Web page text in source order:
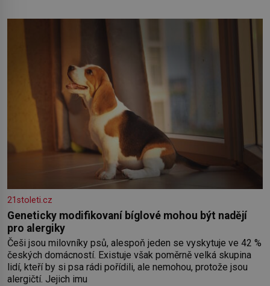
Rigy? Casanova v Pobaltí kontaktoval tamní zednářské lóže.
Nebyl v této oblasti žádným nováčkem, protože do
21stoleti.cz
Geneticky modifikovaní bíglové mohou být nadějí
pro alergiky
Češi jsou milovníky psů, alespoň jeden se vyskytuje ve 42 %
českých domácností. Existuje však poměrně velká skupina
lidí, kteří by si psa rádi pořídili, ale nemohou, protože jsou
alergičtí. Jejich imu